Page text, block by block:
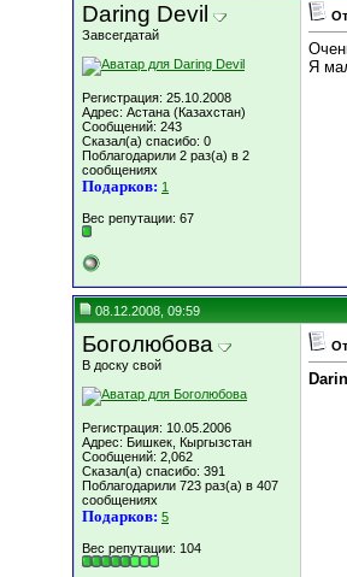
Daring Devil
Завсегдатай
Регистрация: 25.10.2008
Адрес: Астана (Казахстан)
Сообщений: 243
Сказал(а) спасибо: 0
Поблагодарили 2 раз(а) в 2
сообщениях
Подарков: 1
Вес репутации: 67
Я
08.12.2008, 09:59
Боголюбова
В доску свой
Регистрация: 10.05.2006
Адрес: Бишкек, Кыргызстан
Сообщений: 2,062
Сказал(а) спасибо: 391
Поблагодарили 723 раз(а) в 407
сообщениях
Подарков: 5
Вес репутации: 104